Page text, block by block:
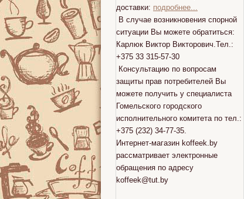
доставки: подробнее...
В случае возникновения спорной
ситуации Вы можете обратиться:
Карлюк Виктор Викторович.Тел.:
+375 33 315-57-30
Консультацию по вопросам
защиты прав потребителей Вы
можете получить у специалиста
Гомельского городского
исполнительного комитета по тел.:
+375 (232) 34-77-35.
Интернет-магазин koffeek.by
рассматривает электронные
обращения по адресу
koffeek@tut.by